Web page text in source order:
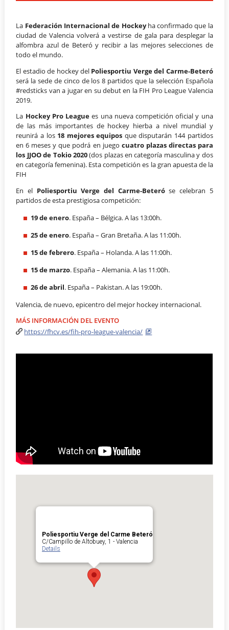
La Federación Internacional de Hockeyha confirmado que la
ciudad de Valencia volverá a vestirse de gala para desplegar la
alfombra azul de Beteró y recibir a las mejores selecciones de
todo el mundo.
El estadio de hockey del Poliesportiu Verge del Carme-Beteró
será la sede de cinco de los 8 partidos que la selección Española
#redsticks van a jugar en su debut en la FIH Pro League Valencia
2019.
La Hockey Pro League es una nueva competición oficial y una
de las más importantes de hockey hierba a nivel mundial y
reunirá a los 18 mejores equipos que disputarán 144 partidos
en 6 meses y que podrá en juego cuatro plazas directas para
los JJOO de Tokio 2020(dos plazas en categoría masculina y dos
en categoría femenina). Esta competición es la gran apuesta de la
FIH
En el Poliesportiu Verge del Carme-Beteróse celebran 5
partidos de esta prestigiosa competición:
19 de enero. España – Bélgica. A las 13:00h.
25 de enero. España – Gran Bretaña. A las 11:00h.
15 de febrero. España – Holanda. A las 11:00h.
15 de marzo. España – Alemania. A las 11:00h.
26 de abril. España – Pakistan. A las 19:00h.
Valencia, de nuevo, epicentro del mejor hockey internacional.
MÁS INFORMACIÓN DEL EVENTO
https://fhcv.es/fih-pro-league-valencia/
Poliesportiu Verge del Carme Beteró
C/Campillo de Altobuey, 1 - Valencia
Details